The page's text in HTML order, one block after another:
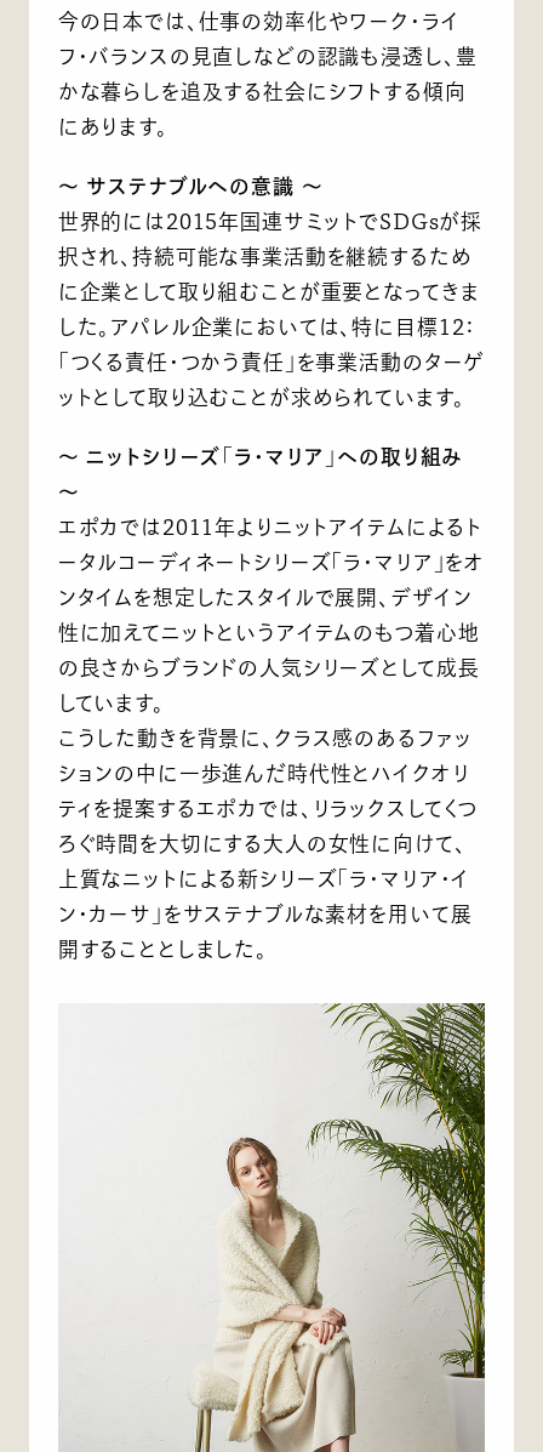
今の日本では、仕事の効率化やワーク・ライ
フ・バランスの見直しなどの認識も浸透し、豊
かな暮らしを追及する社会にシフトする傾向
にあります。
～ サステナブルへの意識 ～
世界的には2015年国連サミットでSDGsが採
択され、持続可能な事業活動を継続するため
に企業として取り組むことが重要となってきま
した。アパレル企業においては、特に目標12：
「つくる責任・つかう責任」を事業活動のターゲ
ットとして取り込むことが求められています。
～ ニットシリーズ「ラ・マリア」への取り組み
～
エポカでは2011年よりニットアイテムによるト
ータルコーディネートシリーズ「ラ・マリア」をオ
ンタイムを想定したスタイルで展開、デザイン
性に加えてニットというアイテムのもつ着心地
の良さからブランドの人気シリーズとして成長
しています。
こうした動きを背景に、クラス感のあるファッ
ションの中に一歩進んだ時代性とハイクオリ
ティを提案するエポカでは、リラックスしてくつ
ろぐ時間を大切にする大人の女性に向けて、
上質なニットによる新シリーズ「ラ・マリア・イ
ン・カーサ」をサステナブルな素材を用いて展
開することとしました。